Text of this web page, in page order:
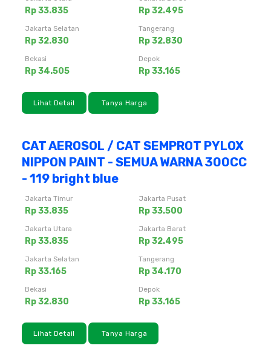
Rp 33.835 Rp 32.495
Jakarta Selatan
Rp 32.830
Tangerang
Rp 32.830
Bekasi
Rp 34.505
Depok
Rp 33.165
Lihat Detail Tanya Harga
CAT AEROSOL / CAT SEMPROT PYLOX
NIPPON PAINT - SEMUA WARNA 300CC
- 119 bright blue
Jakarta Timur
Rp 33.835
Jakarta Pusat
Rp 33.500
Jakarta Utara
Rp 33.835
Jakarta Barat
Rp 32.495
Jakarta Selatan
Rp 33.165
Tangerang
Rp 34.170
Bekasi
Rp 32.830
Depok
Rp 33.165
Lihat Detail Tanya Harga